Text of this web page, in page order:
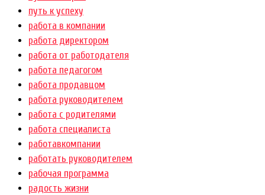
путь к успеху
работа в компании
работа директором
работа от работодателя
работа педагогом
работа продавцом
работа руководителем
работа с родителями
работа специалиста
работавкомпании
работать руководителем
рабочая программа
радость жизни